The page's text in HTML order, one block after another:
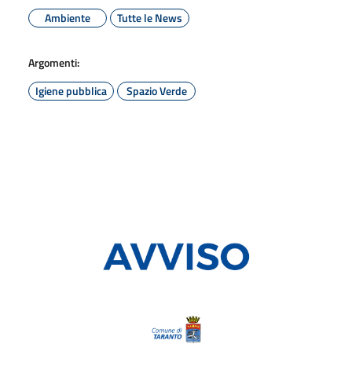
Ambiente
Tutte le News
Argomenti:
Igiene pubblica
Spazio Verde